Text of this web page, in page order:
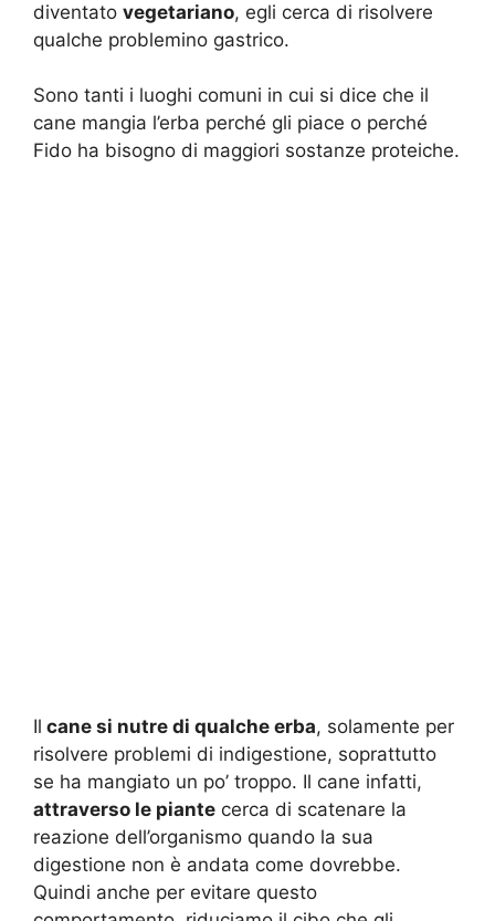
diventato vegetariano, egli cerca di risolvere
qualche problemino gastrico.
Sono tanti i luoghi comuni in cui si dice che il
cane mangia l’erba perché gli piace o perché
Fido ha bisogno di maggiori sostanze proteiche.
Il cane si nutre di qualche erba, solamente per
risolvere problemi di indigestione, soprattutto
se ha mangiato un po’ troppo. Il cane infatti,
attraverso le piante cerca di scatenare la
reazione dell’organismo quando la sua
digestione non è andata come dovrebbe.
Quindi anche per evitare questo